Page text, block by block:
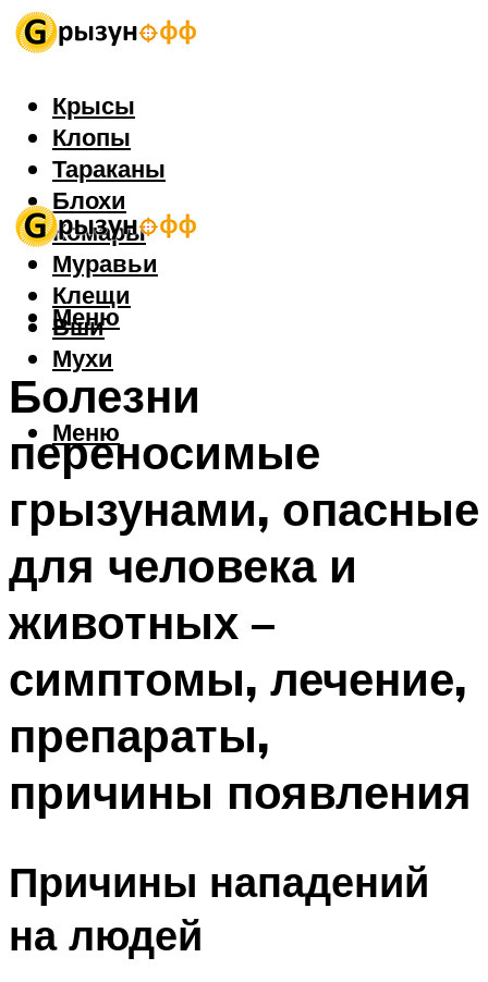
Крысы
Клопы
Тараканы
Блохи
Комары
Муравьи
Клещи
Вши
Мухи
Меню
Меню
Болезни
переносимые
грызунами, опасные
для человека и
животных –
симптомы, лечение,
препараты,
причины появления
Причины нападений
на людей